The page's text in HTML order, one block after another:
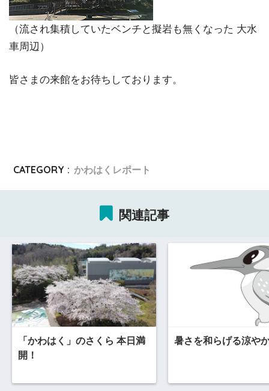
（流され集積していたベンチと擬岩も無くなった 大水
車周辺）
皆さまの来館をお待ちしております。
CATEGORY : かわはくレポート
関連記事
「かわはく」のさくら 本日満
開！
暑さを和らげる涼や